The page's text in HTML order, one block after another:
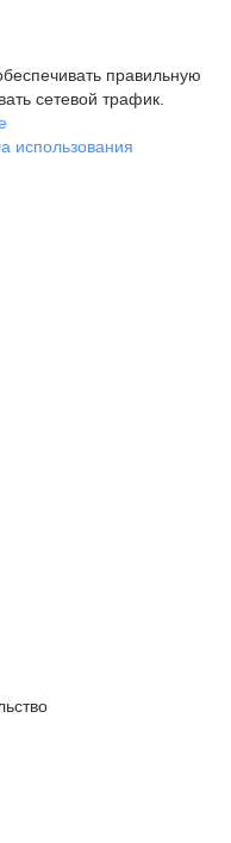
правильную
сетевой трафик.
использования